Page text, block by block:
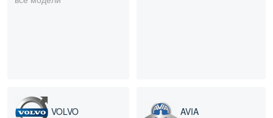
VOLVO AVIA